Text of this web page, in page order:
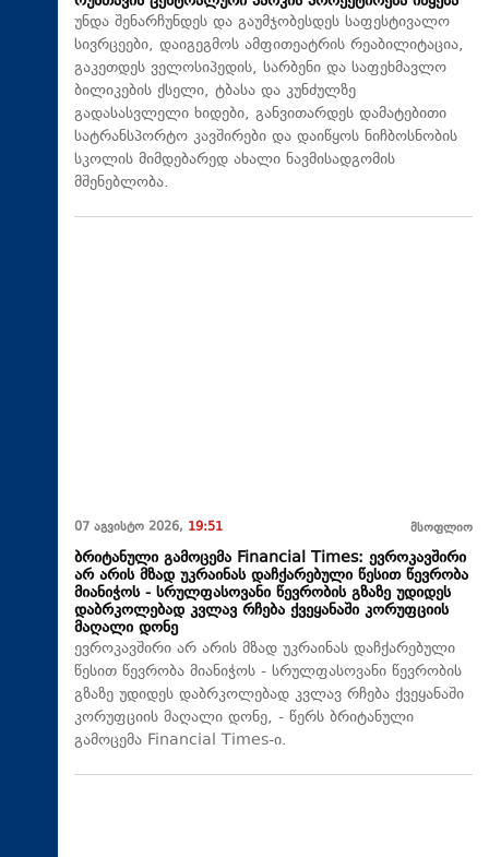
უნდა შენარჩუნდეს და გაუმჯობესდეს საფესტივალო
სივრცეები, დაიგეგმოს ამფითეატრის რეაბილიტაცია,
გაკეთდეს ველოსიპედის, სარბენი და საფეხმავლო
ბილიკების ქსელი, ტბასა და კუნძულზე
გადასასვლელი ხიდები, განვითარდეს დამატებითი
სატრანსპორტო კავშირები და დაიწყოს ნიჩბოსნობის
სკოლის მიმდებარედ ახალი ნავმისადგომის
მშენებლობა.
07 აგვისტო 2026, 19:51 მსოფლიო
ბრიტანული გამოცემა Financial Times: ევროკავშირი
არ არის მზად უკრაინას დაჩქარებული წესით წევრობა
მიანიჭოს - სრულფასოვანი წევრობის გზაზე უდიდეს
დაბრკოლებად კვლავ რჩება ქვეყანაში კორუფციის
მაღალი დონე
ევროკავშირი არ არის მზად უკრაინას დაჩქარებული
წესით წევრობა მიანიჭოს - სრულფასოვანი წევრობის
გზაზე უდიდეს დაბრკოლებად კვლავ რჩება ქვეყანაში
კორუფციის მაღალი დონე, - წერს ბრიტანული
გამოცემა Financial Times-ი.